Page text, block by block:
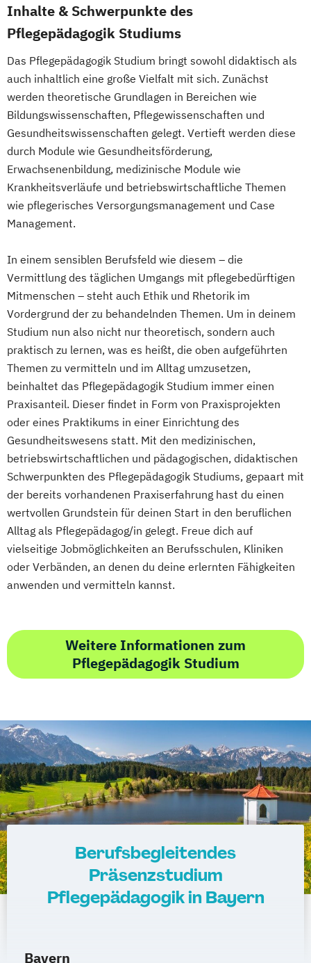
Inhalte & Schwerpunkte des
Pflegepädagogik Studiums
Das Pflegepädagogik Studium bringt sowohl didaktisch als
auch inhaltlich eine große Vielfalt mit sich. Zunächst
werden theoretische Grundlagen in Bereichen wie
Bildungswissenschaften, Pflegewissenschaften und
Gesundheitswissenschaften gelegt. Vertieft werden diese
durch Module wie Gesundheitsförderung,
Erwachsenenbildung, medizinische Module wie
Krankheitsverläufe und betriebswirtschaftliche Themen
wie pflegerisches Versorgungsmanagement und Case
Management.
In einem sensiblen Berufsfeld wie diesem – die
Vermittlung des täglichen Umgangs mit pflegebedürftigen
Mitmenschen – steht auch Ethik und Rhetorik im
Vordergrund der zu behandelnden Themen. Um in deinem
Studium nun also nicht nur theoretisch, sondern auch
praktisch zu lernen, was es heißt, die oben aufgeführten
Themen zu vermitteln und im Alltag umzusetzen,
beinhaltet das Pflegepädagogik Studium immer einen
Praxisanteil. Dieser findet in Form von Praxisprojekten
oder eines Praktikums in einer Einrichtung des
Gesundheitswesens statt. Mit den medizinischen,
betriebswirtschaftlichen und pädagogischen, didaktischen
Schwerpunkten des Pflegepädagogik Studiums, gepaart mit
der bereits vorhandenen Praxiserfahrung hast du einen
wertvollen Grundstein für deinen Start in den beruflichen
Alltag als Pflegepädagog/in gelegt. Freue dich auf
vielseitige Jobmöglichkeiten an Berufsschulen, Kliniken
oder Verbänden, an denen du deine erlernten Fähigkeiten
anwenden und vermitteln kannst.
Weitere Informationen zum
Pflegepädagogik Studium
Berufsbegleitendes
Präsenzstudium
Pflegepädagogik in Bayern
Bayern